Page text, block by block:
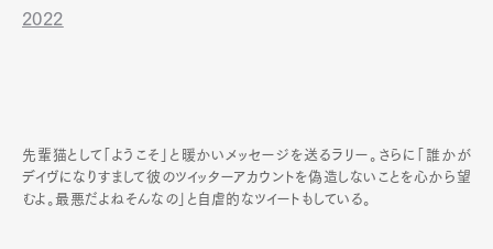
2022
先輩猫として「ようこそ」と暖かいメッセージを送るラリー。さらに「誰かが
デイヴになりすまして彼のツイッターアカウントを偽造しないことを心から望
むよ。最悪だよねそんなの」と自虐的なツイートもしている。